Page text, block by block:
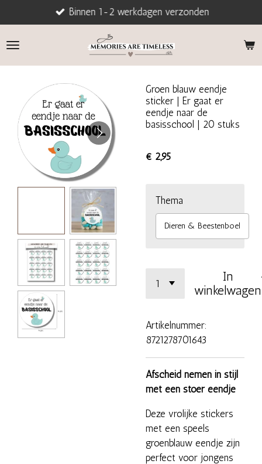
direct
naar
Binnen 1-2 werkdagen verzonden
Groen blauw eendje
sticker | Er gaat er
eendje naar de
basisschool | 20 stuks
€ 2,95
Thema
Dieren & Beestenboel
In
winkelwagen
Artikelnummer:
8721278701643
Afscheid nemen in stijl
met een stoer eendje
Deze vrolijke stickers
met een speels
groenblauw eendje zijn
perfect voor jongens